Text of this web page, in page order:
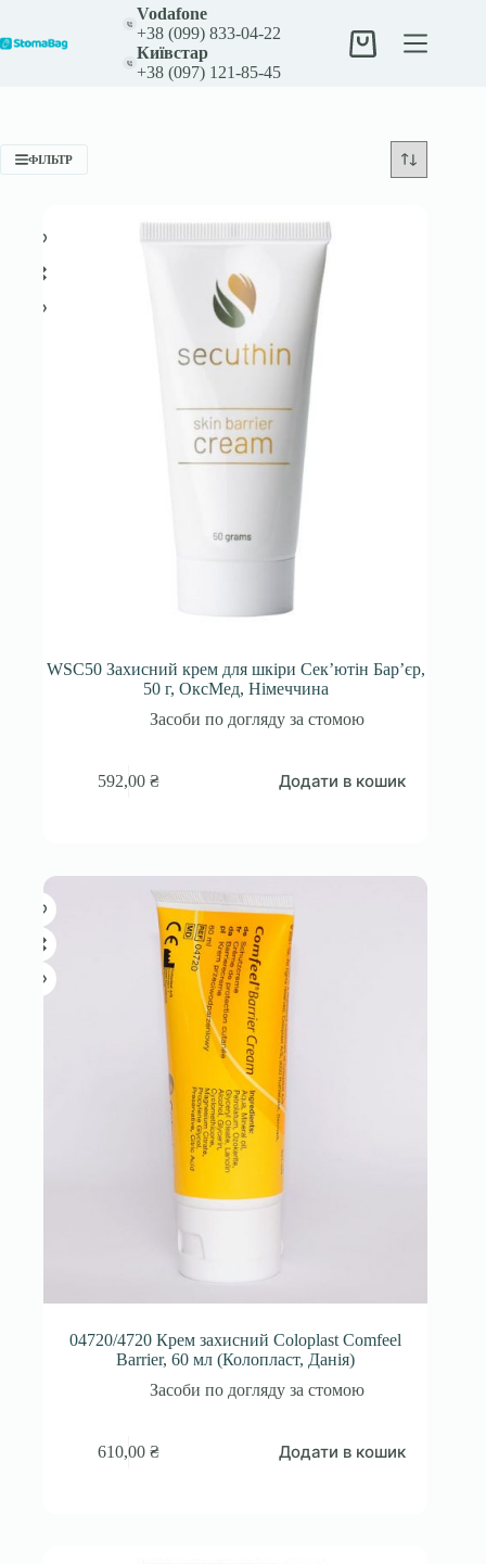
вмісту
Vodafone
+38 (099) 833-04-22
Київстар
+38 (097) 121-85-45
Кошик
ФІЛЬТР
WSC50 Захисний крем для шкіри Сек’ютін Бар’єр,
50 г, ОксМед, Німеччина
Засоби по догляду за стомою
592,00₴ Додати в кошик
04720/4720 Крем захисний Coloplast Comfeel
Barrier, 60 мл (Колопласт, Данія)
Засоби по догляду за стомою
610,00₴ Додати в кошик